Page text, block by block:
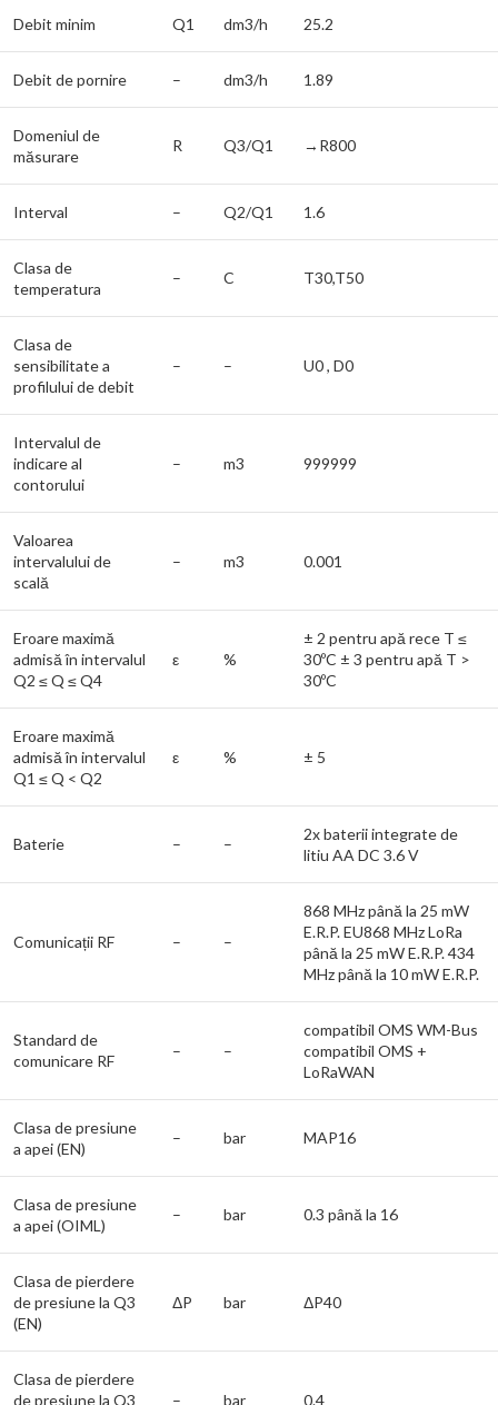
Debit minim Q1 dm3/h 25.2
Debit de pornire – dm3/h 1.89
Domeniul de
măsurare
R Q3/Q1 →R800
Interval – Q2/Q1 1.6
Clasa de
temperatura
– C T30,T50
Clasa de
sensibilitate a
profilului de debit
– – U0 , D0
Intervalul de
indicare al
contorului
– m3 999999
Valoarea
intervalului de
scală
– m3 0.001
Eroare maximă
admisă în intervalul
Q2 ≤ Q ≤ Q4
ε %
± 2 pentru apă rece T ≤
30ºC ± 3 pentru apă T >
30ºC
Eroare maximă
admisă în intervalul
Q1 ≤ Q < Q2
ε % ± 5
Baterie – –
2x baterii integrate de
litiu AA DC 3.6 V
Comunicații RF – –
868 MHz până la 25 mW
E.R.P. EU868 MHz LoRa
până la 25 mW E.R.P. 434
MHz până la 10 mW E.R.P.
Standard de
comunicare RF
– –
compatibil OMS WM-Bus
compatibil OMS +
LoRaWAN
Clasa de presiune
a apei (EN)
– bar MAP16
Clasa de presiune
a apei (OIML)
– bar 0.3 până la 16
Clasa de pierdere
de presiune la Q3
(EN)
ΔP bar ΔP40
Clasa de pierdere
de presiune la Q3
– bar 0.4